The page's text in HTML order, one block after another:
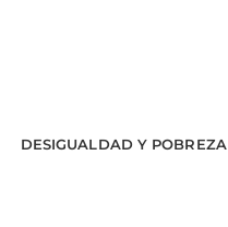
DESIGUALDAD Y POBREZA